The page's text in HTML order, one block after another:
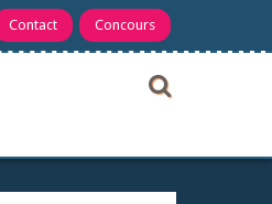
Contact Concours